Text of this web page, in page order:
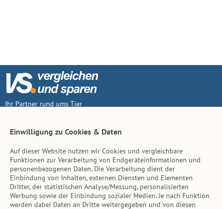
Ihr Partner rund ums Tier
Inhalt
Tierarzt-Suche
Hinweise
Einwilligung zu Cookies & Daten
Auf dieser Website nutzen wir Cookies und vergleichbare
Funktionen zur Verarbeitung von Endgeräteinformationen und
personenbezogenen Daten. Die Verarbeitung dient der
Einbindung von Inhalten, externen Diensten und Elementen
Dritter, der statistischen Analyse/Messung, personalisierten
Werbung sowie der Einbindung sozialer Medien. Je nach Funktion
werden dabei Daten an Dritte weitergegeben und von diesen